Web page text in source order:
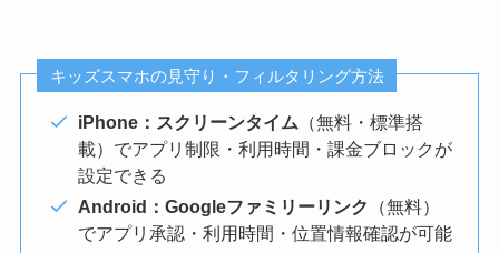
キッズスマホの見守り・フィルタリング方法
iPhone：スクリーンタイム （無料・標準搭
載）でアプリ制限・利用時間・課金ブロックが
設定できる
Android：Googleファミリーリンク （無料）
でアプリ承認・利用時間・位置情報確認が可能